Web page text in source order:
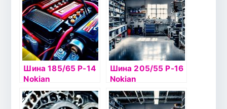
Шина 185/65 Р-14
Nokian
Hakkapelitta R2
90R б/к
Шина 205/55 Р-16
Nokian
Hakkapelitta 8 94T
б/к шип